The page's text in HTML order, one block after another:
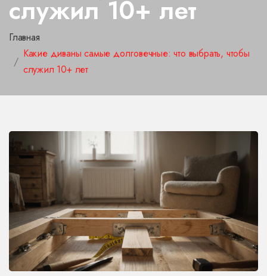
служил 10+ лет
Главная
Какие диваны самые долговечные: что выбрать, чтобы
служил 10+ лет